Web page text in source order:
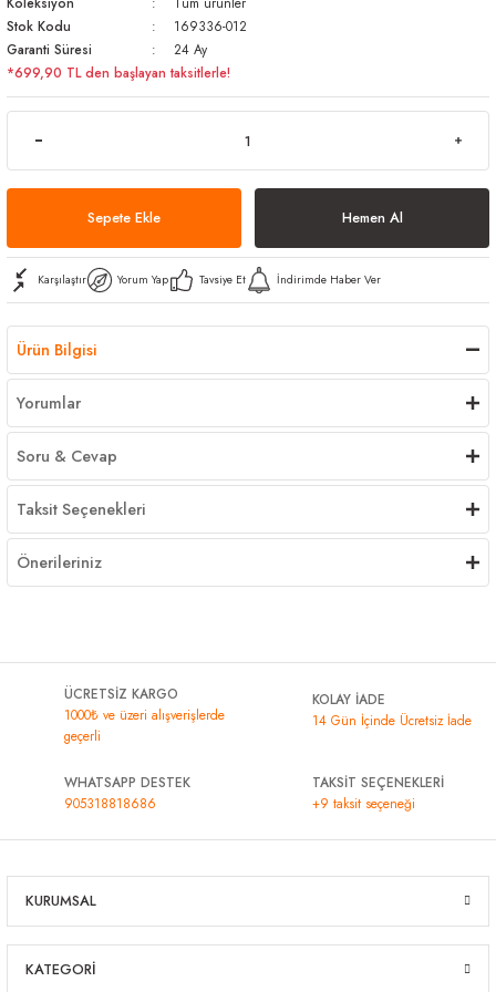
Bezler
Kovalar
Stok Kodu
169336-012
Garanti Süresi
24 Ay
*699,90 TL den başlayan taksitlerle!
Sepete Ekle Hemen Al
Karşılaştır Yorum Yap Tavsiye Et İndirimde Haber Ver
Ürün Bilgisi
Yorumlar
Soru & Cevap
Taksit Seçenekleri
Önerileriniz
ÜCRETSİZ KARGO
1000₺ ve üzeri alışverişlerde
geçerli
KOLAY İADE
14 Gün İçinde Ücretsiz İade
WHATSAPP DESTEK
905318818686
TAKSİT SEÇENEKLERİ
+9 taksit seçeneği
KURUMSAL
KATEGORİ